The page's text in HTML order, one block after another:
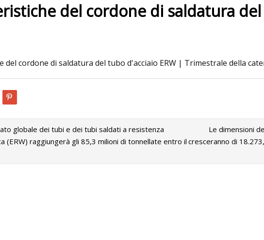
2031
e attori
Parking, RR
Wohr, Klaus
Jul 07, 2023
del cordone di saldatura
del cordone di saldatura del tubo d'acciaio ERW | Trimestrale della
globale dei tubi e dei tubi saldati a resistenza
(ERW) raggiungerà gli 85,3 milioni di tonnellate entro il
Le dimensioni
cresceranno di